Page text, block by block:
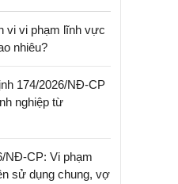
vi vi phạm lĩnh vực
nhiêu?
174/2026/NĐ-CP
nghiệp từ
NĐ-CP: Vi phạm
sử dụng chung, vợ